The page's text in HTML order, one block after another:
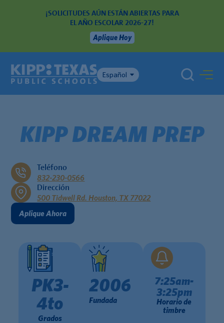
¡SOLICITUDES AÚN ESTÁN ABIERTAS PARA
EL AÑO ESCOLAR 2026-27!
Aplique Hoy
Español
KIPP DREAM PREP
Teléfono
832-230-0566
Dirección
500 Tidwell Rd. Houston, TX 77022
Aplique Ahora
Grados
PK3-
4to
Fundada
2006
Horario de
timbre
7:25am-
3:25pm